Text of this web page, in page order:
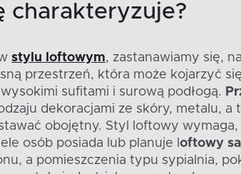
charakteryzuje?
stylu loftowym, zastanawiamy się,
przestrzeń, która może kojarzyć
sufitami i surową podłogą.
dekoracjami ze skóry, metalu,
obojętny. Styl loftowy
osób posiada lub planuje l oftowy
a pomieszczenia typu sypialnia,